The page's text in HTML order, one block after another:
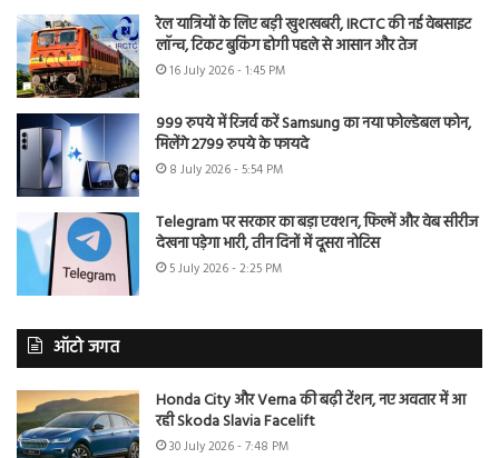
रेल यात्रियों के लिए बड़ी खुशखबरी, IRCTC की नई वेबसाइट
लॉन्च, टिकट बुकिंग होगी पहले से आसान और तेज
16 July 2026 - 1:45 PM
999 रुपये में रिजर्व करें Samsung का नया फोल्डेबल फोन,
मिलेंगे 2799 रुपये के फायदे
8 July 2026 - 5:54 PM
Telegram पर सरकार का बड़ा एक्शन, फिल्में और वेब सीरीज
देखना पड़ेगा भारी, तीन दिनों में दूसरा नोटिस
5 July 2026 - 2:25 PM
ऑटो जगत
Honda City और Verna की बढ़ी टेंशन, नए अवतार में आ
रही Skoda Slavia Facelift
30 July 2026 - 7:48 PM